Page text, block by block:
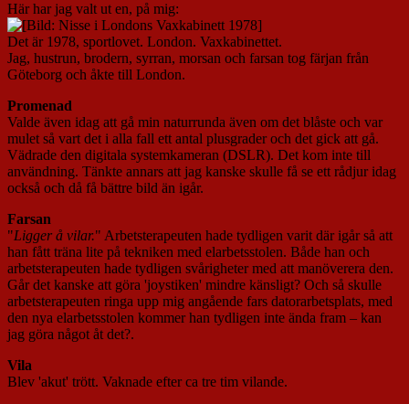
Här har jag valt ut en, på mig:
Det är 1978, sportlovet. London. Vaxkabinettet.
Jag, hustrun, brodern, syrran, morsan och farsan tog färjan från
Göteborg och åkte till London.
Promenad
Valde även idag att gå min naturrunda även om det blåste och var
mulet så vart det i alla fall ett antal plusgrader och det gick att gå.
Vädrade den digitala systemkameran (DSLR). Det kom inte till
användning. Tänkte annars att jag kanske skulle få se ett rådjur idag
också och då få bättre bild än igår.
Farsan
"Ligger å vilar." Arbetsterapeuten hade tydligen varit där igår så att
han fått träna lite på tekniken med elarbetsstolen. Både han och
arbetsterapeuten hade tydligen svårigheter med att manöverera den.
Går det kanske att göra 'joystiken' mindre känsligt? Och så skulle
arbetsterapeuten ringa upp mig angående fars datorarbetsplats, med
den nya elarbetsstolen kommer han tydligen inte ända fram – kan
jag göra något åt det?.
Vila
Blev 'akut' trött. Vaknade efter ca tre tim vilande.